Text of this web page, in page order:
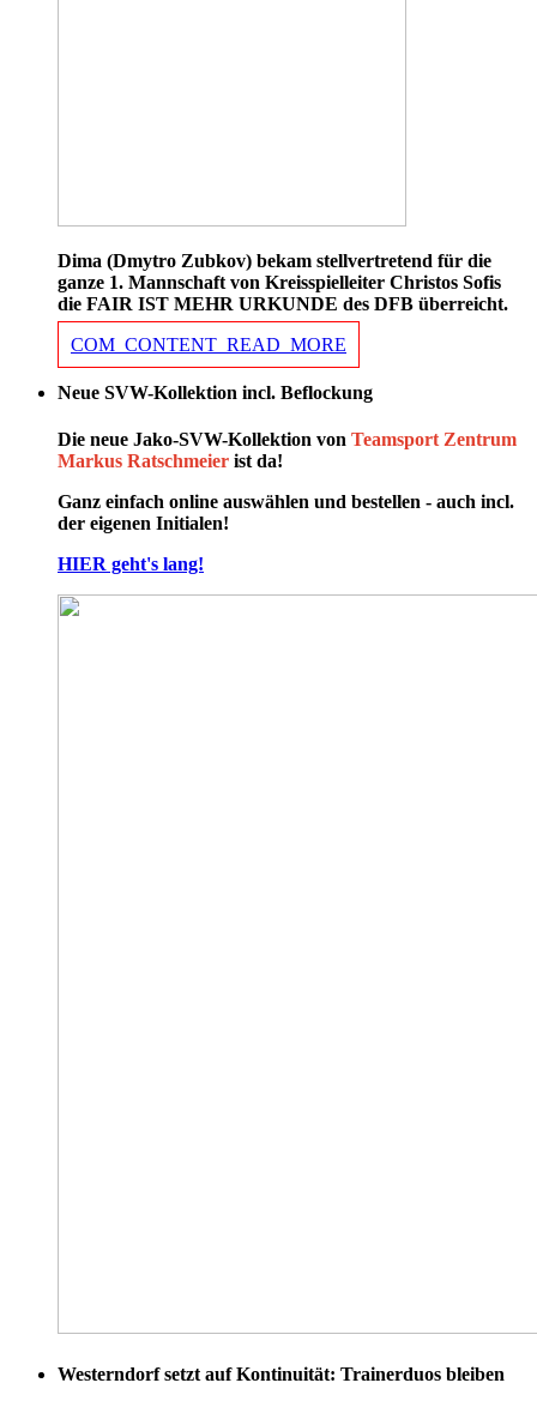
Dima (Dmytro Zubkov) bekam stellvertretend für die
ganze 1. Mannschaft von Kreisspielleiter Christos Sofis
die FAIR IST MEHR URKUNDE des DFB überreicht.
COM_CONTENT_READ_MORE
Neue SVW-Kollektion incl. Beflockung
Die neue Jako-SVW-Kollektion von Teamsport Zentrum
Markus Ratschmeier ist da!
Ganz einfach online auswählen und bestellen - auch incl.
der eigenen Initialen!
HIER geht's lang!
Westerndorf setzt auf Kontinuität: Trainerduos bleiben